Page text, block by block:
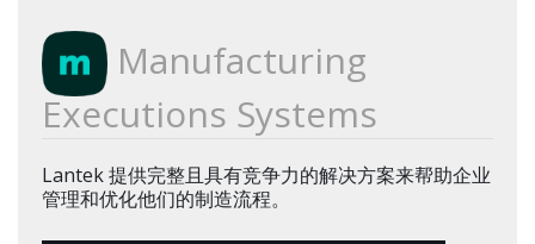
Manufacturing
Executions Systems
Lantek 提供完整且具有竞争力的解决方案来帮助企业
管理和优化他们的制造流程。